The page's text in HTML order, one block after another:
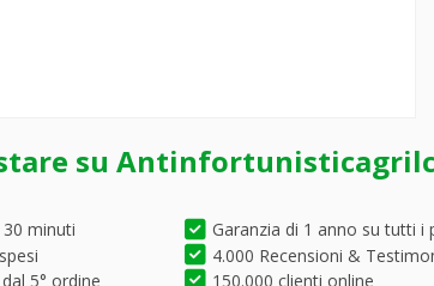
su
minuti
5° ordine
Garanzia di 1 anno su tutti i
4.000 Recensioni &
150.000 clienti online